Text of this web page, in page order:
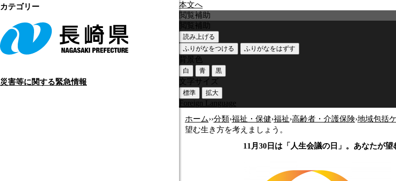
本文へ
災害等に関する緊急情報
閲覧補助
閲覧補助
読み上げる
ふりがなをつける
ふりがなをはずす
背景色
白 青 黒
文字サイズ
標準 拡大
Foreign Language
ホーム››分類›福祉・保健›福祉›高齢者・介護保険›地域包括
望む生き方を考えましょう。
11月30日は「人生会議の日」。あなたが望
カテゴリー